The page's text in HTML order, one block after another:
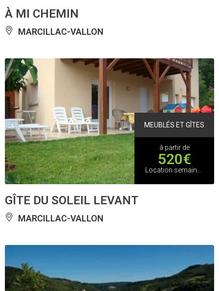
À MI CHEMIN
MARCILLAC-VALLON
MEUBLÉS ET GÎTES
à partir de
520€
GÎTE DU SOLEIL LEVANT
MARCILLAC-VALLON